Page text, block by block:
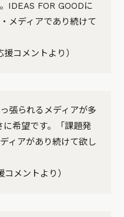
​​​​​​​​​​​​​​​​IDEAS FOR GOODに
メディアであり続けて
コメントより）
張られるメディアが多
希望です。「課題発
ィアがあり続けて欲し
メントより）